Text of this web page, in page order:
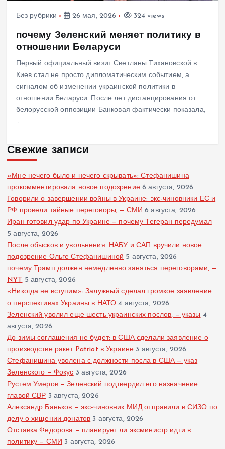
Без рубрики 26 мая, 2026 324 views
почему Зеленский меняет политику в
отношении Беларуси
Первый официальный визит Светланы Тихановской в
Киев стал не просто дипломатическим событием, а
сигналом об изменении украинской политики в
отношении Беларуси. После лет дистанцирования от
белорусской оппозиции Банковая фактически показала,
…
Свежие записи
«Мне нечего было и нечего скрывать»: Стефанишина
прокомментировала новое подозрение 6 августа, 2026
Говорили о завершении войны в Украине: экс-чиновники ЕС и
РФ провели тайные переговоры, — СМИ 6 августа, 2026
Иран готовил удар по Украине — почему Тегеран передумал
5 августа, 2026
После обысков и увольнения: НАБУ и САП вручили новое
подозрение Ольге Стефанишиной 5 августа, 2026
почему Трамп должен немедленно заняться переговорами, —
NYT 5 августа, 2026
«Никогда не вступим»: Залужный сделал громкое заявление
о перспективах Украины в НАТО 4 августа, 2026
Зеленский уволил еще шесть украинских послов, — указы 4
августа, 2026
До зимы соглашения не будет: в США сделали заявление о
производстве ракет Patriot в Украине 3 августа, 2026
Стефанишина уволена с должности посла в США — указ
Зеленского — Фокус 3 августа, 2026
Рустем Умеров — Зеленский подтвердил его назначение
главой СВР 3 августа, 2026
Александр Баньков — экс-чиновник МИД отправили в СИЗО по
делу о хищении донатов 3 августа, 2026
Отставка Федорова — планирует ли эксминистр идти в
политику — СМИ 3 августа, 2026